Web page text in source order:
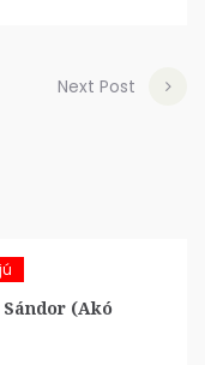
Next Post
(Akó